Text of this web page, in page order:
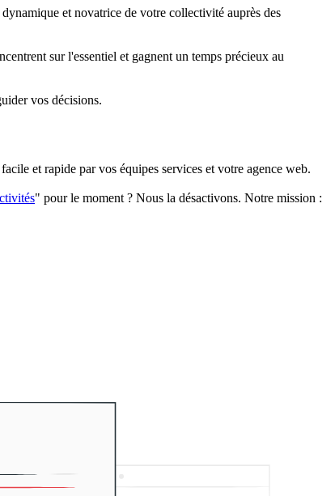
et novatrice de votre collectivité auprès des
sur l'essentiel et gagnent un temps précieux au
vos décisions.
et rapide par vos équipes services et votre agence web.
" pour le moment ? Nous la désactivons. Notre mission :